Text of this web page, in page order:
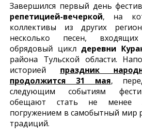
Завершился первый день
репетицией-вечеркой, на
коллективы из других
несколько песен,
обрядовый цикл деревни
района
Тульской области.
историей
праздник
продолжится 31 мая,
следующим событиям
обещают стать не менее
погружением в самобытный мир
традиций.